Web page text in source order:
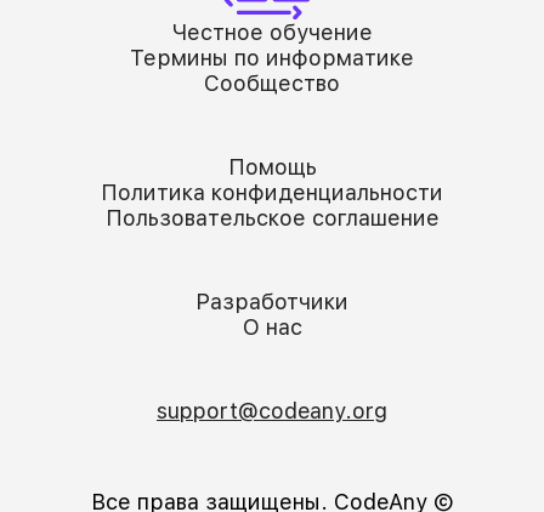
Честное обучение
Термины по информатике
Сообщество
Помощь
Политика конфиденциальности
Пользовательское соглашение
Разработчики
О нас
support@codeany.org
Все права защищены. CodeAny Ⓒ